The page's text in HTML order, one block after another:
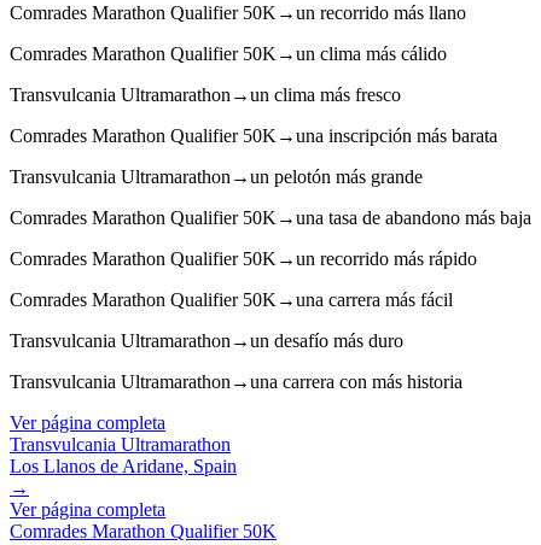
Comrades Marathon Qualifier 50K →un recorrido más llano
Comrades Marathon Qualifier 50K →un clima más cálido
Transvulcania Ultramarathon →un clima más fresco
Comrades Marathon Qualifier 50K →una inscripción más barata
Transvulcania Ultramarathon →un pelotón más grande
Comrades Marathon Qualifier 50K →una tasa de abandono más baja
Comrades Marathon Qualifier 50K →un recorrido más rápido
Comrades Marathon Qualifier 50K →una carrera más fácil
Transvulcania Ultramarathon →un desafío más duro
Transvulcania Ultramarathon →una carrera con más historia
Ver página completa
Transvulcania Ultramarathon
Los Llanos de Aridane, Spain
→
Ver página completa
Comrades Marathon Qualifier 50K